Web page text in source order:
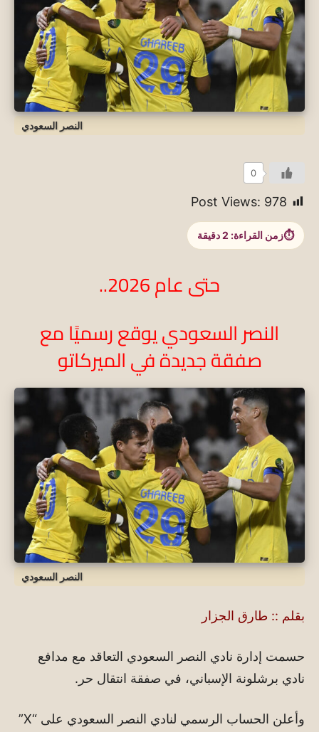
النصر السعودي
0
Post Views: 978
زمن القراءة: 2دقيقة
حتى عام 2026..
النصر السعودي يوقع رسميًا مع
صفقة جديدة في الميركاتو
النصر السعودي
بقلم :: طارق الجزار
حسمت إدارة نادي النصر السعودي التعاقد مع مدافع
نادي برشلونة الإسباني، في صفقة انتقال حر.
وأعلن الحساب الرسمي لنادي النصر السعودي على “X”